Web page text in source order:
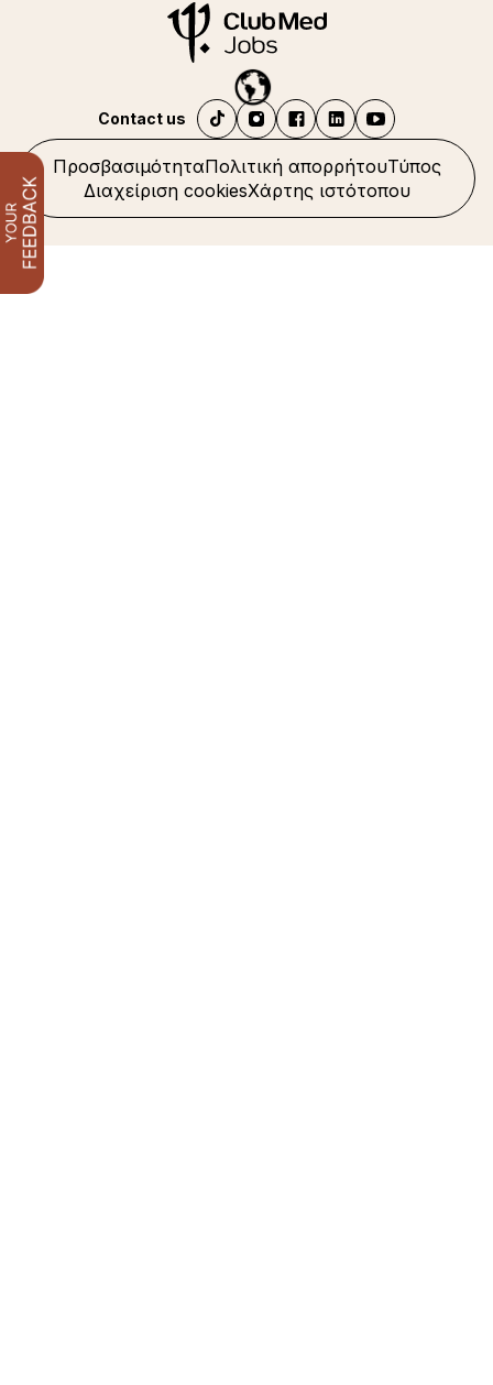
ΠροσβασιμότηταΠολιτική απορρήτουΤύπος
Διαχείριση cookiesΧάρτης ιστότοπου
Contact us